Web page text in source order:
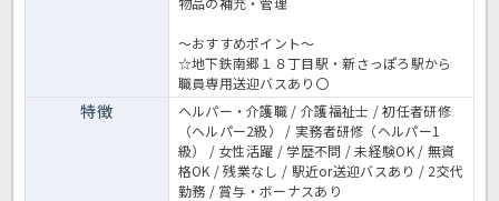
～おすすめポイント～
☆地下鉄南郷１８丁目駅・新さっぽろ駅から
職員専用送迎バスあり〇
特徴
ヘルパー・介護職 / 介護福祉士 / 初任者研修
（ヘルパー2級） / 実務者研修（ヘルパー1
級） / 女性活躍 / 学歴不問 / 未経験OK / 無資
格OK / 残業なし / 駅近or送迎バスあり / 2交代
勤務 / 賞与・ボーナスあり